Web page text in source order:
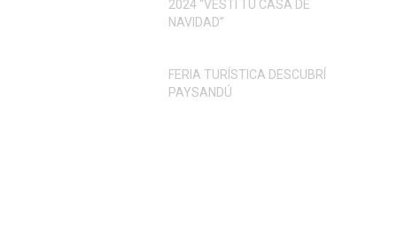
2024 “VESTÍ TU CASA DE
NAVIDAD”
FERIA TURÍSTICA DESCUBRÍ
PAYSANDÚ